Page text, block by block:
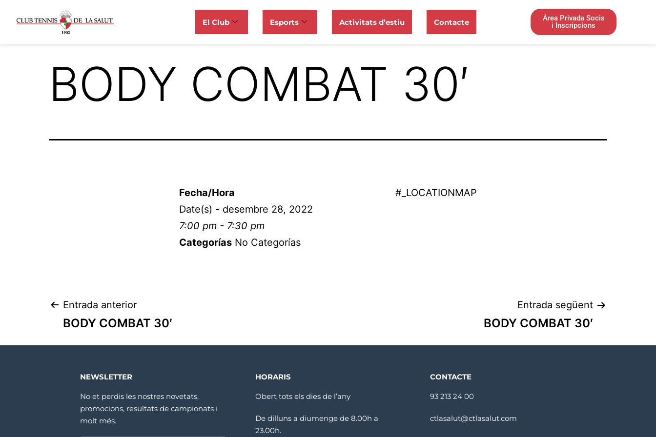
El Club Esports Activitats d’estiu Contacte
Àrea Privada Socis
i Inscripcions
BODY COMBAT 30′
#_LOCATIONMAP
Fecha/Hora
Date(s) - desembre 28, 2022
7:00 pm - 7:30 pm
Categorías No Categorías
Entrada anterior
BODY COMBAT 30′
Entrada següent
BODY COMBAT 30′
NEWSLETTER
No et perdis les nostres novetats,
promocions, resultats de campionats i
molt més.
HORARIS
Obert tots els dies de l’any
De dilluns a diumenge de 8.00h a
23.00h.
CONTACTE
93 213 24 00
ctlasalut@ctlasalut.com